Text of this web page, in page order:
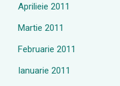
Aprilieie 2011
Martie 2011
Februarie 2011
Ianuarie 2011